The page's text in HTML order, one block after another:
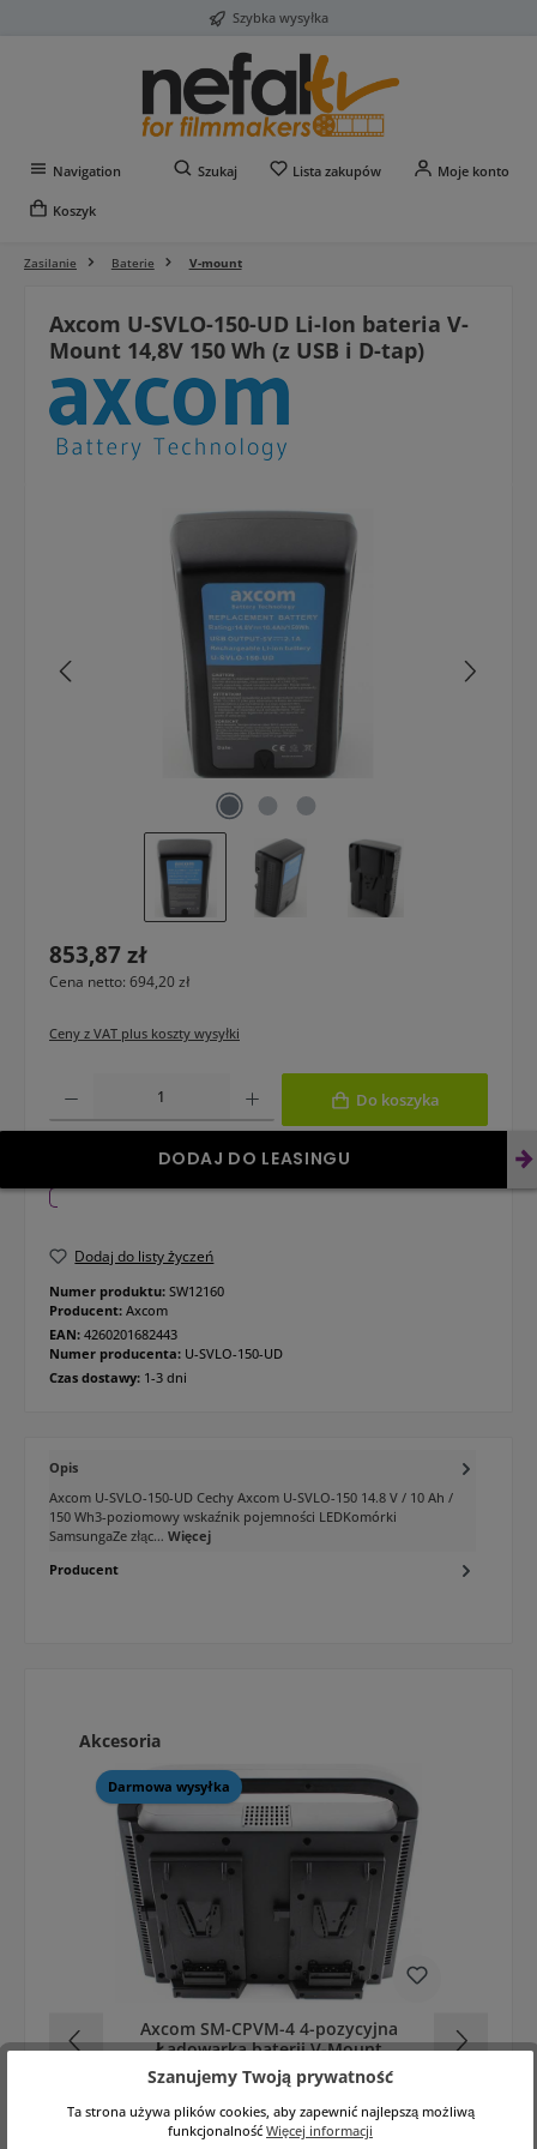
Szybka wysyłka
Navigation Szukaj Lista zakupówMasz 0 przedmioty na
Moje konto
Koszyk
Zasilanie Baterie V-mount
Axcom U-SVLO-150-UD Li-Ion bateria V-
Mount 14,8V 150 Wh (z USB i D-tap)
Cena regularna:
853,87 zł
Cena netto: 694,20 zł
Ceny z VAT plus koszty wysyłki
Do koszyka
DODAJ DO LEASINGU
Dodaj do listy życzeń
Numer produktu: SW12160
Producent: Axcom
EAN: 4260201682443
Numer producenta: U-SVLO-150-UD
Czas dostawy: 1-3 dni
Opis
Axcom U-SVLO-150-UD Cechy Axcom U-SVLO-150 14.8 V / 10 Ah /
150 Wh3-poziomowy wskaźnik pojemności LEDKomórki
SamsungaZe złąc… Więcej
Producent
Pomiń galerię produktów
Akcesoria
Darmowa wysyłka
Axcom SM-CPVM-4 4-pozycyjna
Ładowarka baterii V-Mount
Szanujemy Twoją prywatność
Ta strona używa plików cookies, aby zapewnić najlepszą możliwą
funkcjonalność Więcej informacji